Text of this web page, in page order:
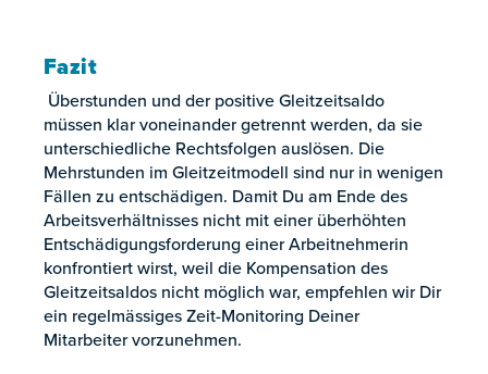
Fazit
Überstunden und der positive Gleitzeitsaldo
müssen klar voneinander getrennt werden, da sie
unterschiedliche Rechtsfolgen auslösen. Die
Mehrstunden im Gleitzeitmodell sind nur in wenigen
Fällen zu entschädigen. Damit Du am Ende des
Arbeitsverhältnisses nicht mit einer überhöhten
Entschädigungsforderung einer Arbeitnehmerin
konfrontiert wirst, weil die Kompensation des
Gleitzeitsaldos nicht möglich war, empfehlen wir Dir
ein regelmässiges Zeit-Monitoring Deiner
Mitarbeiter vorzunehmen.